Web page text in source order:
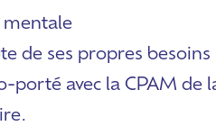
mentale
de ses propres besoins
porté avec la CPAM de